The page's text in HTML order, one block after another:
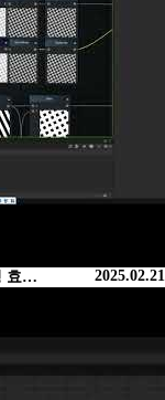
2025.02.21
효…